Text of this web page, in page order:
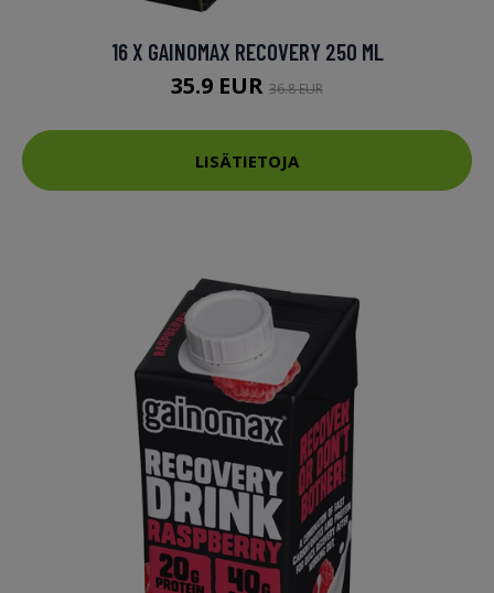
16 X GAINOMAX RECOVERY 250 ML
35.9 EUR 36.8 EUR
LISÄTIETOJA